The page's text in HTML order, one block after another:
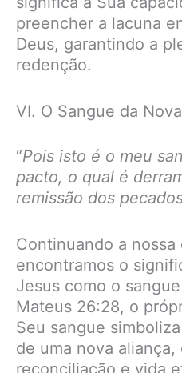
preencher a lacuna
Deus, garantindo a
redenção.
VI. O Sangue da
“Pois isto é o meu
pacto, o qual é
remissão dos
Continuando a nossa
encontramos o
Jesus como o
Mateus 26:28, o
Seu sangue
de uma nova
reconciliação e vida